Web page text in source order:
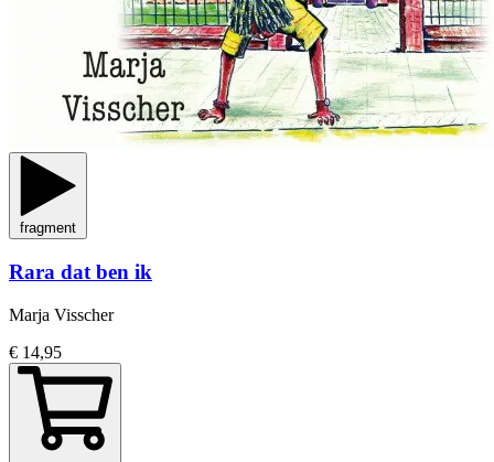
fragment
Rara dat ben ik
Marja Visscher
€ 14,95